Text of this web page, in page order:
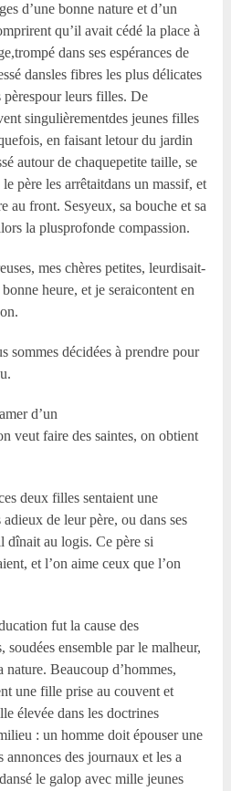
d’une bonne nature et d’un
qu’il avait cédé la place à
dans ses espérances de
dansles fibres les plus délicates
pèrespour leurs filles. De
singulièrementdes jeunes filles
en faisant letour du jardin
autour de chaquepetite taille, se
père les arrêtaitdans un massif, et
au front. Sesyeux, sa bouche et sa
la plusprofonde compassion.
mes chères petites, leurdisait-
heure, et je seraicontent en
sommes décidées à prendre pour
d’un
veut faire des saintes, on obtient
deux filles sentaient une
de leur père, ou dans ses
dînait au logis. Ce père si
et l’on aime ceux que l’on
fut la cause des
soudées ensemble par le malheur,
Beaucoup d’hommes,
une fille prise au couvent et
élevée dans les doctrines
: un homme doit épouser une
des journaux et les a
le galop avec mille jeunes